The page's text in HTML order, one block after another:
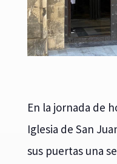
En la jornada de
Iglesia de San
sus puertas una